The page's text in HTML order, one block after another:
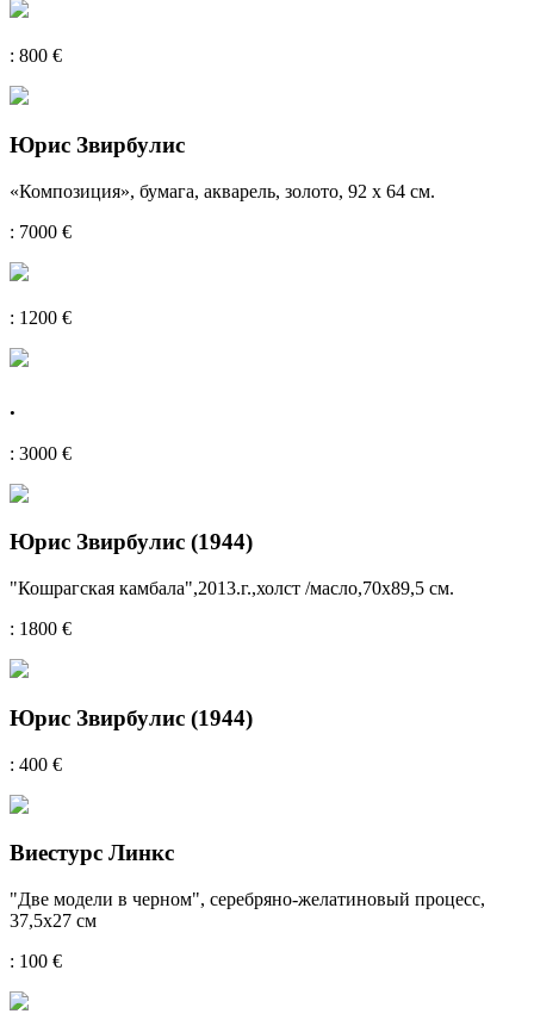
: 800 €
Юрис Звирбулис
«Композиция», бумага, акварель, золото, 92 х 64 см.
: 7000 €
: 1200 €
.
: 3000 €
Юрис Звирбулис (1944)
"Кошрагская камбала",2013.г.,холст /масло,70x89,5 см.
: 1800 €
Юрис Звирбулис (1944)
: 400 €
Виестурс Линкс
"Две модели в черном", серебряно-желатиновый процесс,
37,5х27 см
: 100 €